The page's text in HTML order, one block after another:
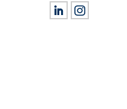
empty.